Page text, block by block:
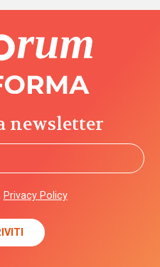
newsletter
Privacy Policy